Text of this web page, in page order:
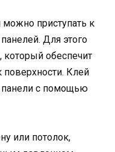
можно приступать к
Для этого
который обеспечит
Клей
панели с помощью
или потолок,